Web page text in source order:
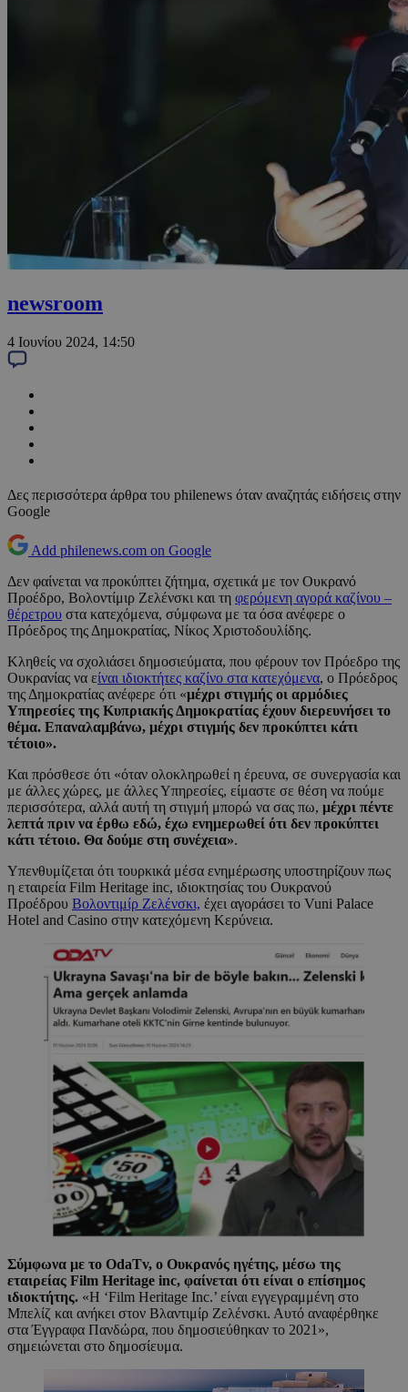
newsroom
4 Ιουνίου 2024, 14:50
Δες περισσότερα άρθρα του philenews όταν αναζητάς ειδήσεις στην
Google
Add philenews.com on Google
Δεν φαίνεται να προκύπτει ζήτημα, σχετικά με τον Ουκρανό
Προέδρο, Βολοντίμιρ Ζελένσκι και τη φερόμενη αγορά καζίνου –
θέρετρου στα κατεχόμενα, σύμφωνα με τα όσα ανέφερε ο
Πρόεδρος της Δημοκρατίας, Νίκος Χριστοδουλίδης.
Κληθείς να σχολιάσει δημοσιεύματα, που φέρουν τον Πρόεδρο της
Ουκρανίας να είναι ιδιοκτήτες καζίνο στα κατεχόμενα, ο Πρόεδρος
της Δημοκρατίας ανέφερε ότι «μέχρι στιγμής οι αρμόδιες
Υπηρεσίες της Κυπριακής Δημοκρατίας έχουν διερευνήσει το
θέμα. Επαναλαμβάνω, μέχρι στιγμής δεν προκύπτει κάτι
τέτοιο».
Και πρόσθεσε ότι «όταν ολοκληρωθεί η έρευνα, σε συνεργασία και
με άλλες χώρες, με άλλες Υπηρεσίες, είμαστε σε θέση να πούμε
περισσότερα, αλλά αυτή τη στιγμή μπορώ να σας πω, μέχρι πέντε
λεπτά πριν να έρθω εδώ, έχω ενημερωθεί ότι δεν προκύπτει
κάτι τέτοιο. Θα δούμε στη συνέχεια».
Yπενθυμίζεται ότι τουρκικά μέσα ενημέρωσης υποστηρίζουν πως
η εταιρεία Film Heritage inc, ιδιοκτησίας του Ουκρανού
Προέδρου Βολοντιμίρ Ζελένσκι, έχει αγοράσει το Vuni Palace
Hotel and Casino στην κατεχόμενη Κερύνεια.
Σύμφωνα με το OdaTv, o Ουκρανός ηγέτης, μέσω της
εταιρείας Film Heritage inc, φαίνεται ότι είναι ο επίσημος
ιδιοκτήτης. «Η ‘Film Heritage Inc.’ είναι εγγεγραμμένη στο
Μπελίζ και ανήκει στον Βλαντιμίρ Ζελένσκι. Αυτό αναφέρθηκε
στα Έγγραφα Πανδώρα, που δημοσιεύθηκαν το 2021»,
σημειώνεται στο δημοσίευμα.